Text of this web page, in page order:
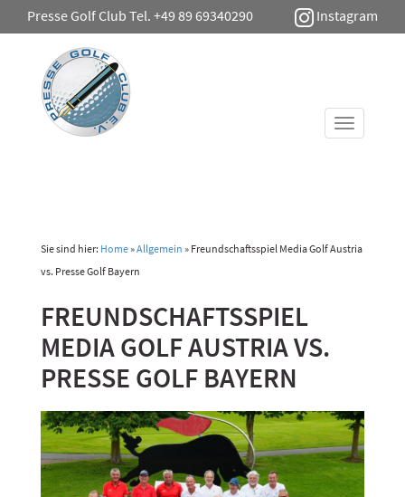
Presse Golf Club Tel. +49 89 69340290 Instagram
Toggle
Sie sind hier: Home»Allgemein » Freundschaftsspiel Media Golf Austria
vs. Presse Golf Bayern
FREUNDSCHAFTSSPIEL
MEDIA GOLF AUSTRIA VS.
PRESSE GOLF BAYERN